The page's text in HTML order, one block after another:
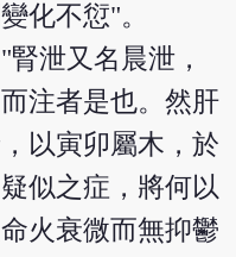
化不愆"。
腎泄又名晨泄，
注者是也。然肝
以寅卯屬木，於
似之症，將何以
火衰微而無抑鬱